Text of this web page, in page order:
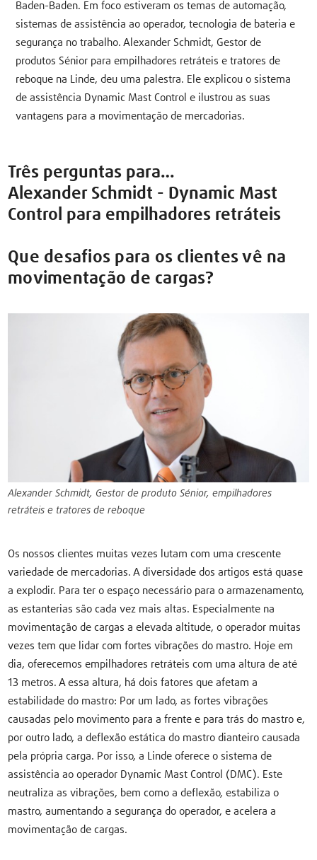
Baden-Baden. Em foco estiveram os temas de automação,
sistemas de assistência ao operador, tecnologia de bateria e
segurança no trabalho. Alexander Schmidt, Gestor de
produtos Sénior para empilhadores retráteis e tratores de
reboque na Linde, deu uma palestra. Ele explicou o sistema
de assistência Dynamic Mast Control e ilustrou as suas
vantagens para a movimentação de mercadorias.
Três perguntas para…
Alexander Schmidt - Dynamic Mast
Control para empilhadores retráteis
Que desafios para os clientes vê na
movimentação de cargas?
Alexander Schmidt, Gestor de produto Sénior, empilhadores
retráteis e tratores de reboque
Os nossos clientes muitas vezes lutam com uma crescente
variedade de mercadorias. A diversidade dos artigos está quase
a explodir. Para ter o espaço necessário para o armazenamento,
as estanterias são cada vez mais altas. Especialmente na
movimentação de cargas a elevada altitude, o operador muitas
vezes tem que lidar com fortes vibrações do mastro. Hoje em
dia, oferecemos empilhadores retráteis com uma altura de até
13 metros. A essa altura, há dois fatores que afetam a
estabilidade do mastro: Por um lado, as fortes vibrações
causadas pelo movimento para a frente e para trás do mastro e,
por outro lado, a deflexão estática do mastro dianteiro causada
pela própria carga. Por isso, a Linde oferece o sistema de
assistência ao operador Dynamic Mast Control (DMC). Este
neutraliza as vibrações, bem como a deflexão, estabiliza o
mastro, aumentando a segurança do operador, e acelera a
movimentação de cargas.